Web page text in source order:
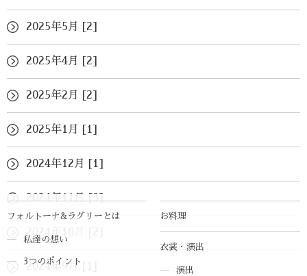
フォルトーナ&ラグリーとは
私達の想い
3つのポイント
お料理
衣裳・演出
演出
2025年5月 [2]
2025年4月 [2]
2025年2月 [2]
2025年1月 [1]
2024年12月 [1]
2024年11月 [3]
2024年10月 [2]
2024年9月 [1]